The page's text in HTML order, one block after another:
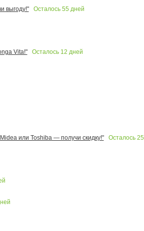
выгоду!" Осталось 55 дней
Vita!" Осталось 12 дней
или Toshiba — получи скидку!" Осталось 25